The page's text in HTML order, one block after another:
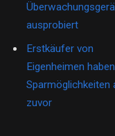
ausprobiert
Erstkäufer von
Eigenheimen
Sparmöglichkeiten
zuvor